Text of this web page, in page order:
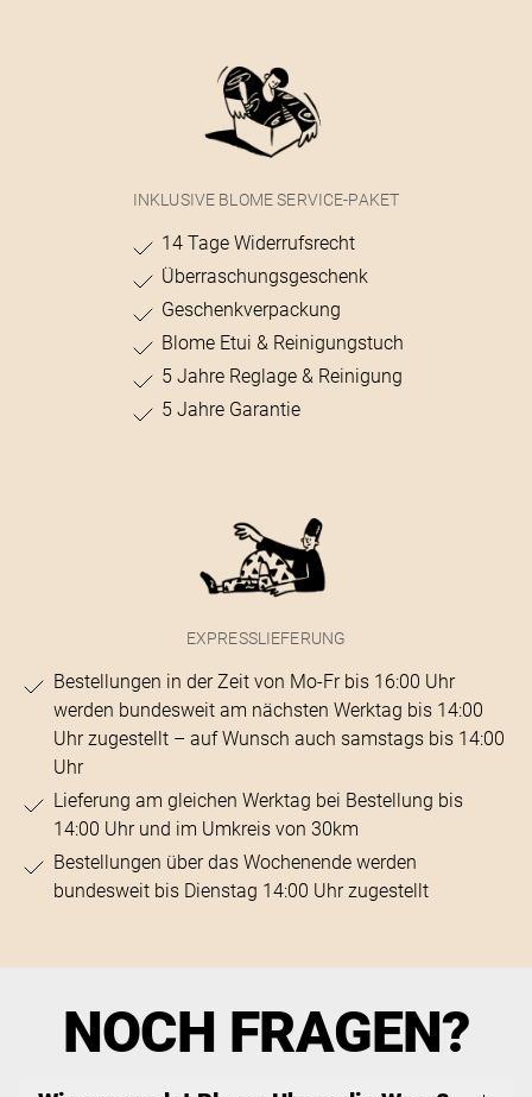
INKLUSIVE BLOME SERVICE-PAKET
14 Tage Widerrufsrecht
Überraschungsgeschenk
Geschenkverpackung
Blome Etui & Reinigungstuch
5 Jahre Reglage & Reinigung
5 Jahre Garantie
EXPRESSLIEFERUNG
Bestellungen in der Zeit von Mo-Fr bis 16:00 Uhr
werden bundesweit am nächsten Werktag bis 14:00
Uhr zugestellt – auf Wunsch auch samstags bis 14:00
Uhr
Lieferung am gleichen Werktag bei Bestellung bis
14:00 Uhr und im Umkreis von 30km
Bestellungen über das Wochenende werden
bundesweit bis Dienstag 14:00 Uhr zugestellt
NOCH FRAGEN?